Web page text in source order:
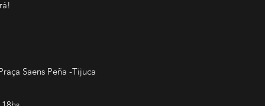
Saens Peña -Tijuca